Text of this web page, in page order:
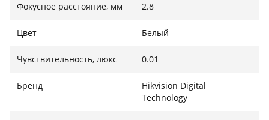
Фокусное расстояние, мм 2.8
Цвет Белый
Чувствительность, люкс 0.01
Бренд
Hikvision Digital
Technology